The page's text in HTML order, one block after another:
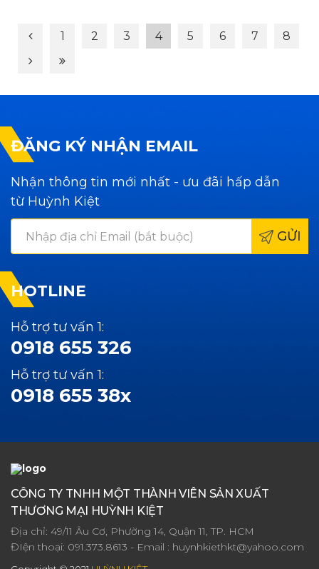
1 2 3 4 5 6 7 8
ĐĂNG KÝ NHẬN EMAIL
Nhận thông tin mới nhất - ưu đãi hấp dẫn
từ Huỳnh Kiệt
GỬI
HOTLINE
Hỗ trợ tư vấn 1:
0918 655 326
Hỗ trợ tư vấn 1:
0918 655 38x
CÔNG TY TNHH MỘT THÀNH VIÊN SẢN XUẤT
THƯƠNG MẠI HUỲNH KIỆT
Địa chỉ: 49/11 Âu Cơ, Phường 14, Quận 11, TP. HCM
ĐIện thoại: 091.373.8613 - Email : huynhkiethkt@yahoo.com